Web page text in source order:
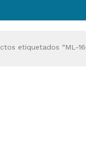
etiquetados “ML-